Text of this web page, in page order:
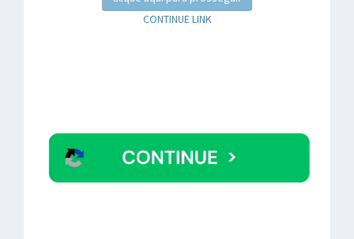
CONTINUE LINK